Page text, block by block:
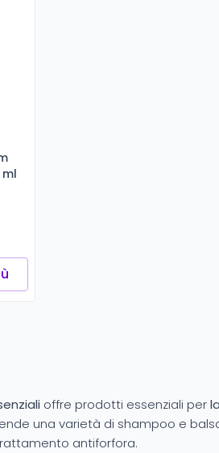
offre prodotti essenziali per
una varietà di shampoo e
antiforfora.